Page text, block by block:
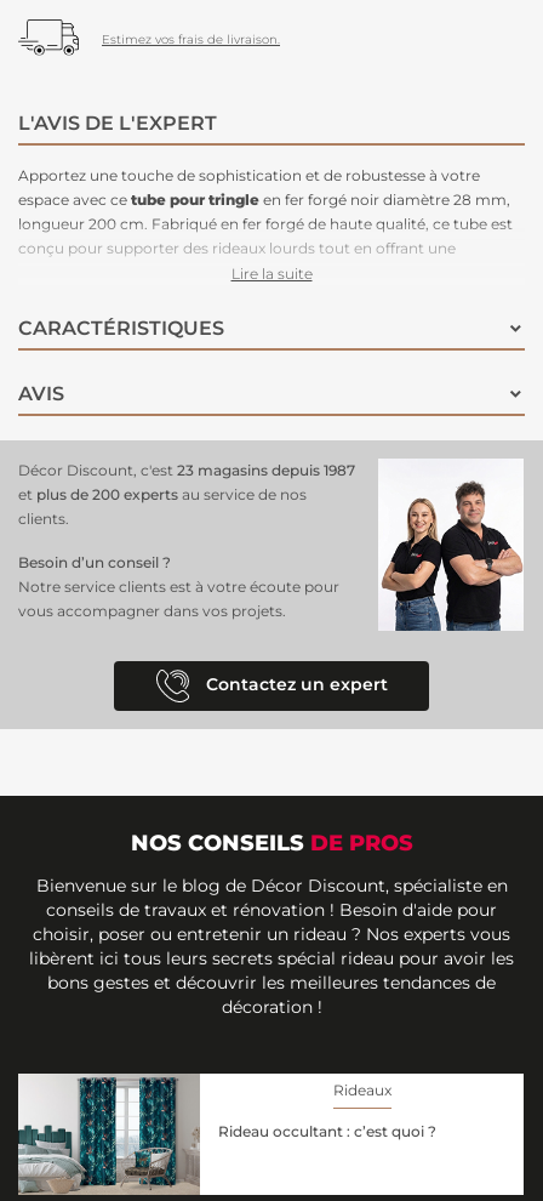
Estimez vos frais de livraison.
L'AVIS DE L'EXPERT
Apportez une touche de sophistication et de robustesse à votre
espace avec ce tube pour tringle en fer forgé noir diamètre 28 mm,
longueur 200 cm. Fabriqué en fer forgé de haute qualité, ce tube est
conçu pour supporter des rideaux lourds tout en offrant une
installation stable et sécurisée. Sa finishing noir mat lui confère un
industriels ou minimalistes. Avec un diamètre de 28 mm, il est
parfaitement adapté pour accueillir une variété d'accessoires et de
de 200 cm le rend parfait
grande, tout en offrant une flexibilité d’installation !
Lire la suite
CARACTÉRISTIQUES
AVIS
Décor Discount, c'est 23 magasins depuis 1987
et plus de 200 experts au service de nos
clients.
Besoin d’un conseil ?
Notre service clients est à votre écoute pour
vous accompagner dans vos projets.
Contactez un expert
NOS CONSEILS DE PROS
Bienvenue sur le blog de Décor Discount, spécialiste en
conseils de travaux et rénovation ! Besoin d'aide pour
choisir, poser ou entretenir un rideau ? Nos experts vous
libèrent ici tous leurs secrets spécial rideau pour avoir les
bons gestes et découvrir les meilleures tendances de
décoration !
Rideaux
Rideau occultant : c’est quoi ?